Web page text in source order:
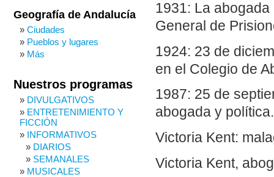
1931: La
General de
1924: 23 de
en el Colegio de
1987: 25 de
abogada y política.
Victoria Kent:
Victoria Kent,
Geografía de Andalucía
Ciudades
Pueblos y lugares
Más
Nuestros programas
DIVULGATIVOS
ENTRETENIMIENTO Y
FICCIÓN
INFORMATIVOS
DIARIOS
SEMANALES
MUSICALES